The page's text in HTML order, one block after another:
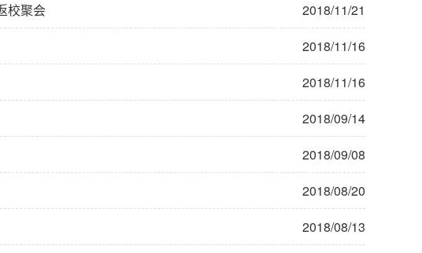
2018/11/21
校聚会
2018/11/16
2018/11/16
2018/09/14
2018/09/08
2018/08/20
2018/08/13